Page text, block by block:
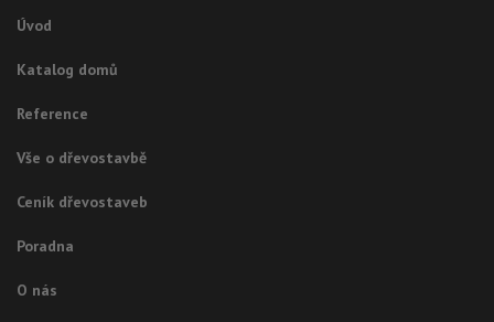
Úvod
Katalog domů
Reference
Vše o dřevostavbě
Ceník dřevostaveb
Poradna
O nás